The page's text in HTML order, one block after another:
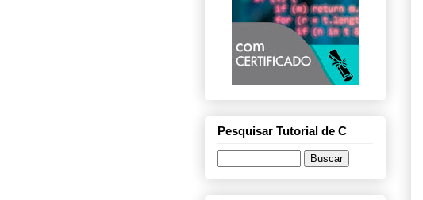
Pesquisar Tutorial de C